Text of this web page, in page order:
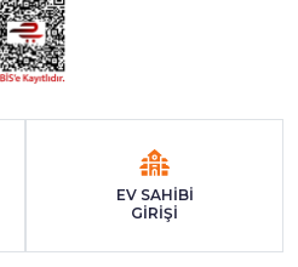
EV SAHİBİ
GİRİŞİ